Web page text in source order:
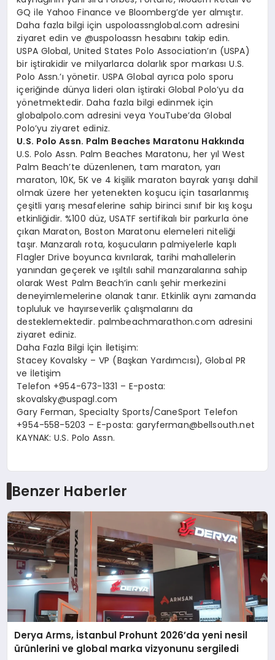
GQ ile Yahoo Finance ve Bloomberg’de yer almıştır.
Daha fazla bilgi için uspoloassnglobal.com adresini
ziyaret edin ve @uspoloassn hesabını takip edin.
USPA Global, United States Polo Association’ın (USPA)
bir iştirakidir ve milyarlarca dolarlık spor markası U.S.
Polo Assn.’ı yönetir. USPA Global ayrıca polo sporu
içeriğinde dünya lideri olan iştiraki Global Polo’yu da
yönetmektedir. Daha fazla bilgi edinmek için
globalpolo.com adresini veya YouTube’da Global
Polo’yu ziyaret ediniz.
U.S. Polo Assn. Palm Beaches Maratonu Hakkında
U.S. Polo Assn. Palm Beaches Maratonu, her yıl West
Palm Beach’te düzenlenen, tam maraton, yarı
maraton, 10K, 5K ve 4 kişilik maraton bayrak yarışı dahil
olmak üzere her yetenekten koşucu için tasarlanmış
çeşitli yarış mesafelerine sahip birinci sınıf bir kış koşu
etkinliğidir. %100 düz, USATF sertifikalı bir parkurla öne
çıkan Maraton, Boston Maratonu elemeleri niteliği
taşır. Manzaralı rota, koşucuların palmiyelerle kaplı
Flagler Drive boyunca kıvrılarak, tarihi mahallelerin
yanından geçerek ve ışıltılı sahil manzaralarına sahip
olarak West Palm Beach’in canlı şehir merkezini
deneyimlemelerine olanak tanır. Etkinlik aynı zamanda
topluluk ve hayırseverlik çalışmalarını da
desteklemektedir. palmbeachmarathon.com adresini
ziyaret ediniz.
Daha Fazla Bilgi İçin İletişim:
Stacey Kovalsky – VP (Başkan Yardımcısı), Global PR
ve İletişim
Telefon +954-673-1331 – E-posta:
skovalsky@uspagl.com
Gary Ferman, Specialty Sports/CaneSport Telefon
+954-558-5203 – E-posta:garyferman@bellsouth.net
KAYNAK: U.S. Polo Assn.
Benzer Haberler
Derya Arms, İstanbul Prohunt 2026’da yeni nesil
ürünlerini ve global marka vizyonunu sergiledi